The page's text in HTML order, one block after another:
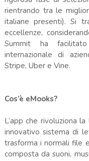
rientrando tra le
italiane presenti). Si
eccellenze,
Summit ha
internazionale di
Stripe, Uber e Vine.
Cos’è eMooks?
L’app che rivoluziona
innovativo sistema di
trasforma i normali file
composta da suoni,